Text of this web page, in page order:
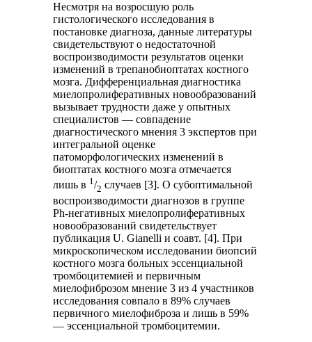
Несмотря на возросшую роль
гистологического исследования в
постановке диагноза, данные литературы
свидетельствуют о недостаточной
воспроизводимости результатов оценки
изменений в трепанобиоптатах костного
мозга. Дифференциальная диагностика
миелопролиферативных новообразований
вызывает трудности даже у опытных
специалистов — совпадение
диагностического мнения 3 экспертов при
интегральной оценке
патоморфологических изменений в
биоптатах костного мозга отмечается
лишь в 1/2 случаев [3]. О субоптимальной
воспроизводимости диагнозов в группе
Ph-негативных миелопролиферативных
новообразований свидетельствует
публикация U. Gianelli и соавт. [4]. При
микроскопическом исследовании биопсий
костного мозга больных эссенциальной
тромбоцитемией и первичным
миелофиброзом мнение 3 из 4 участников
исследования совпало в 89% случаев
первичного миелофиброза и лишь в 59%
— эссенциальной тромбоцитемии.